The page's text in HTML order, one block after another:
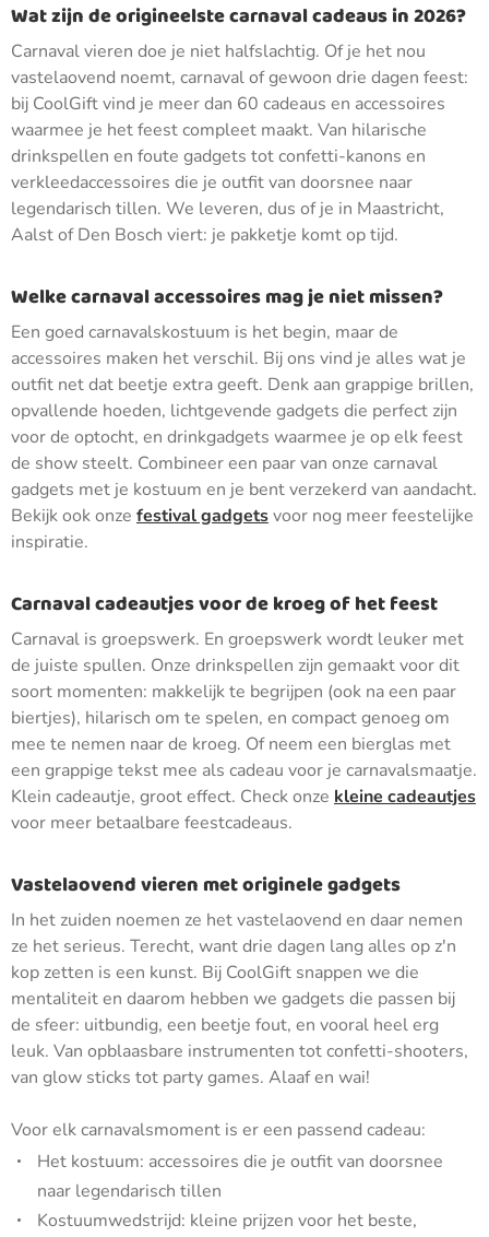
Wat zijn de origineelste carnaval cadeaus in 2026?
Carnaval vieren doe je niet halfslachtig. Of je het nou
vastelaovend noemt, carnaval of gewoon drie dagen feest:
bij CoolGift vind je meer dan 60 cadeaus en accessoires
waarmee je het feest compleet maakt. Van hilarische
drinkspellen en foute gadgets tot confetti-kanons en
verkleedaccessoires die je outfit van doorsnee naar
legendarisch tillen. We leveren, dus of je in Maastricht,
Aalst of Den Bosch viert: je pakketje komt op tijd.
Welke carnaval accessoires mag je niet missen?
Een goed carnavalskostuum is het begin, maar de
accessoires maken het verschil. Bij ons vind je alles wat je
outfit net dat beetje extra geeft. Denk aan grappige brillen,
opvallende hoeden, lichtgevende gadgets die perfect zijn
voor de optocht, en drinkgadgets waarmee je op elk feest
de show steelt. Combineer een paar van onze carnaval
gadgets met je kostuum en je bent verzekerd van aandacht.
Bekijk ook onze festival gadgetsvoor nog meer feestelijke
inspiratie.
Carnaval cadeautjes voor de kroeg of het feest
Carnaval is groepswerk. En groepswerk wordt leuker met
de juiste spullen. Onze drinkspellen zijn gemaakt voor dit
soort momenten: makkelijk te begrijpen (ook na een paar
biertjes), hilarisch om te spelen, en compact genoeg om
mee te nemen naar de kroeg. Of neem een bierglas met
een grappige tekst mee als cadeau voor je carnavalsmaatje.
Klein cadeautje, groot effect. Check onze kleine cadeautjes
voor meer betaalbare feestcadeaus.
Vastelaovend vieren met originele gadgets
In het zuiden noemen ze het vastelaovend en daar nemen
ze het serieus. Terecht, want drie dagen lang alles op z'n
kop zetten is een kunst. Bij CoolGift snappen we die
mentaliteit en daarom hebben we gadgets die passen bij
de sfeer: uitbundig, een beetje fout, en vooral heel erg
leuk. Van opblaasbare instrumenten tot confetti-shooters,
van glow sticks tot party games. Alaaf en wai!
Voor elk carnavalsmoment is er een passend cadeau:
Het kostuum: accessoires die je outfit van doorsnee
naar legendarisch tillen
Kostuumwedstrijd: kleine prijzen voor het beste,